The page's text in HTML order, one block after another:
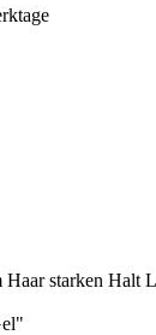
starken Halt